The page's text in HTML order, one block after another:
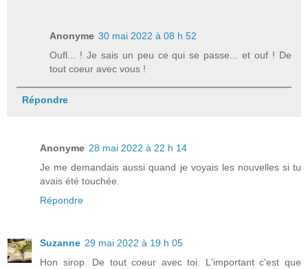
Anonyme 30 mai 2022 à 08 h 52
Oufl... ! Je sais un peu ce qui se passe... et ouf ! De
tout coeur avec vous !
Répondre
Anonyme 28 mai 2022 à 22 h 14
Je me demandais aussi quand je voyais les nouvelles si tu
avais été touchée.
Répondre
Suzanne 29 mai 2022 à 19 h 05
Hon sirop. De tout coeur avec toi. L'important c'est que